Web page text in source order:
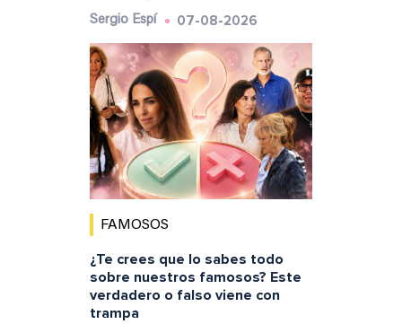
Sergio Espí 07-08-2026
FAMOSOS
¿Te crees que lo sabes todo
sobre nuestros famosos? Este
verdadero o falso viene con
trampa